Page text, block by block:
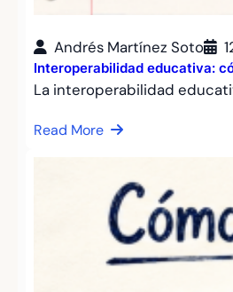
Andrés Martínez Soto
Interoperabilidad educativa:
La interoperabilidad
Read More